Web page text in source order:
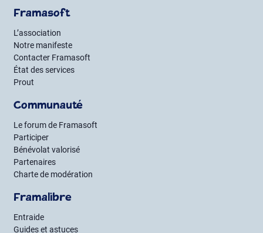
Framasoft
L’association
Notre manifeste
Contacter Framasoft
État des services
Prout
Communauté
Le forum de Framasoft
Participer
Bénévolat valorisé
Partenaires
Charte de modération
Framalibre
Entraide
Guides et astuces